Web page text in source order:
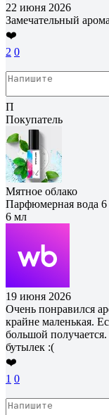
22 июня 2026
Замечательный
❤️
2 0
П
Покупатель
Мятное облако
Парфюмерная вода
6 мл
19 июня 2026
Очень понравился
крайне маленькая.
большой
бутылек :(
❤️
1 0